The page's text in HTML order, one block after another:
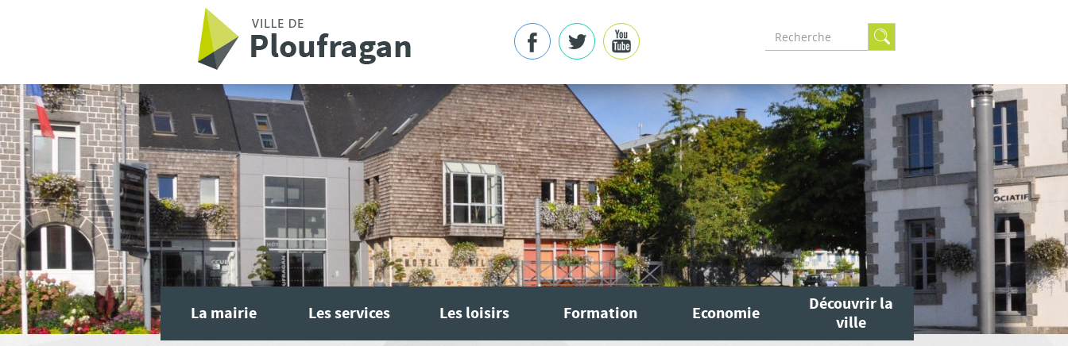
Formulaire
recherche
La mairie Les services Les loisirs Formation Economie
Découvrir la
ville